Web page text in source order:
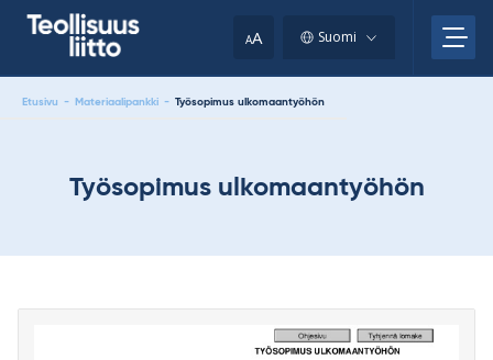
AA Suomi
Etusivu - Materiaalipankki - Työsopimus ulkomaantyöhön
Työsopimus ulkomaantyöhön
clipboard.)